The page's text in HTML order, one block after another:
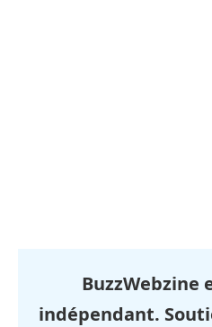
BuzzWebzine
indépendant.